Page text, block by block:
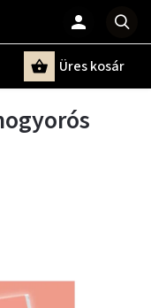
Üres kosár